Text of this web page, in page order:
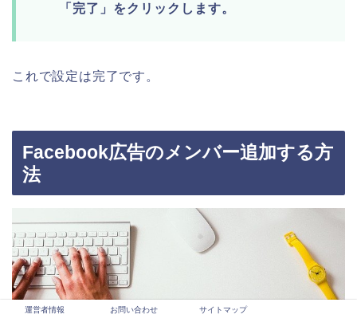
「完了」をクリックします。
これで設定は完了です。
Facebook広告のメンバー追加する方
法
運営者情報 お問い合わせ サイトマップ